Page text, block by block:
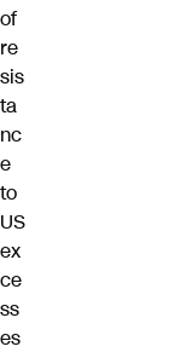
of
re
sis
ta
nc
e
to
US
ex
ce
ss
es